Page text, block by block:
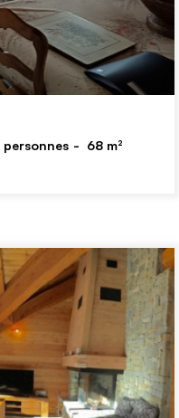
personnes 68 m²